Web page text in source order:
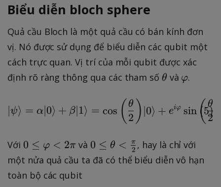
0
h
|
^
2
1
a
^
2
h
a|
^
2
+
|\
t
^
2
=
1
Biểu diễn bloch sphere
Quả cầu Bloch là một quả cầu có bán kính đơn
vị. Nó được sử dụng để biểu diễn các qubit một
cách trực quan. Vị trí của mỗi qubit được xác
định rõ ràng thông qua các tham số\
e
a
θ và \
r
h
φ.
|\psi\rangle =
ψ⟩ = α ∣0⟩ + β ∣1⟩ = cos ( 2
θ ) ∣0⟩ + eiφ sin (2
θ
(5)
Với 0
≤
<
0 ≤ φ < 2π và 0
≤
0 ≤ θ < 2
π , hay là chỉ với
một nửa quả cầu ta đã có thể biểu diễn vô hạn
toàn bộ các qubit